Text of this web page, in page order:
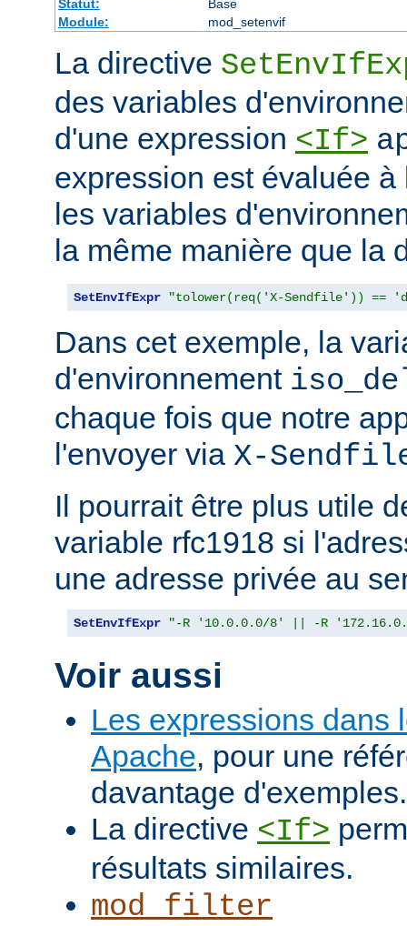
Statut:
Base
Module:
mod_setenvif
La directive
des variables
d'une expression <If>
expression est évaluée
les variables
la même manière que la
SetEnvIfExpr "tolower(req('X-Sendfile')) ==
Dans cet exemple, la
d'environnement
chaque fois que notre
l'envoyer via X-
Il pourrait être plus utile
variable rfc1918 si
une adresse privée au
SetEnvIfExpr "-R '10.0.0.0/8' || -R
Voir aussi
Les expressions dans
Apache, pour une
davantage d'exemples.
La directive <If>
résultats similaires.
mod_filter